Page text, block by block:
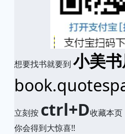
想要找书就要到 小美
立刻按 ctrl+D收藏本页
你会得到大惊喜!!